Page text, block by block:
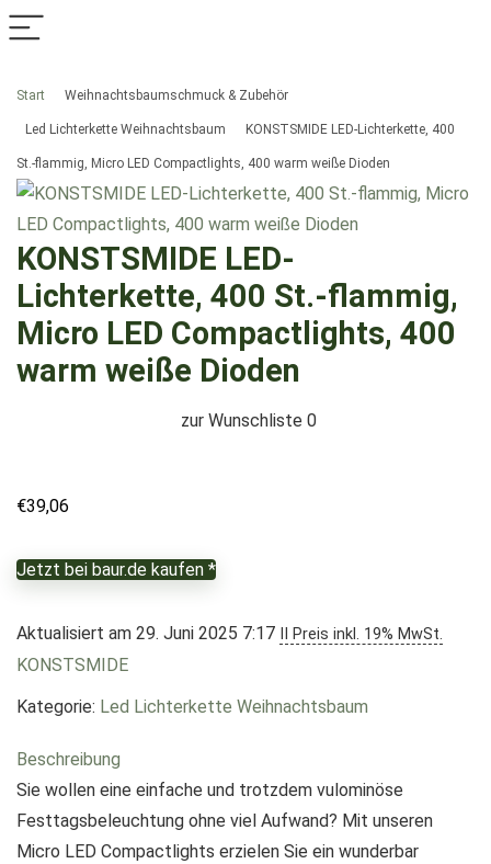
Start Weihnachtsbaumschmuck & Zubehör
Led Lichterkette Weihnachtsbaum KONSTSMIDE LED-Lichterkette, 400
St.-flammig, Micro LED Compactlights, 400 warm weiße Dioden
KONSTSMIDE LED-
Lichterkette, 400 St.-flammig,
Micro LED Compactlights, 400
warm weiße Dioden
zur Wunschliste 0
€39,06
Jetzt bei baur.de kaufen *
Aktualisiert am 29. Juni 2025 7:17 II Preis inkl. 19% MwSt.
KONSTSMIDE
Kategorie: Led Lichterkette Weihnachtsbaum
Beschreibung
Sie wollen eine einfache und trotzdem vulominöse
Festtagsbeleuchtung ohne viel Aufwand? Mit unseren
Micro LED Compactlights erzielen Sie ein wunderbar